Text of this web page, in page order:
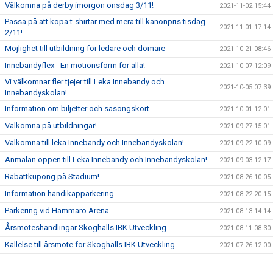
Välkomna på derby imorgon onsdag 3/11! 2021-11-02 15:44
Passa på att köpa t-shirtar med mera till kanonpris tisdag
2/11!
2021-11-01 17:14
Möjlighet till utbildning för ledare och domare 2021-10-21 08:46
Innebandyflex - En motionsform för alla! 2021-10-07 12:09
Vi välkomnar fler tjejer till Leka Innebandy och
Innebandyskolan!
2021-10-05 07:39
Information om biljetter och säsongskort 2021-10-01 12:01
Välkomna på utbildningar! 2021-09-27 15:01
Välkomna till leka Innebandy och Innebandyskolan! 2021-09-22 10:09
Anmälan öppen till Leka Innebandy och Innebandyskolan! 2021-09-03 12:17
Rabattkupong på Stadium! 2021-08-26 10:05
Information handikapparkering 2021-08-22 20:15
Parkering vid Hammarö Arena 2021-08-13 14:14
Årsmöteshandlingar Skoghalls IBK Utveckling 2021-08-11 08:30
Kallelse till årsmöte för Skoghalls IBK Utveckling 2021-07-26 12:00